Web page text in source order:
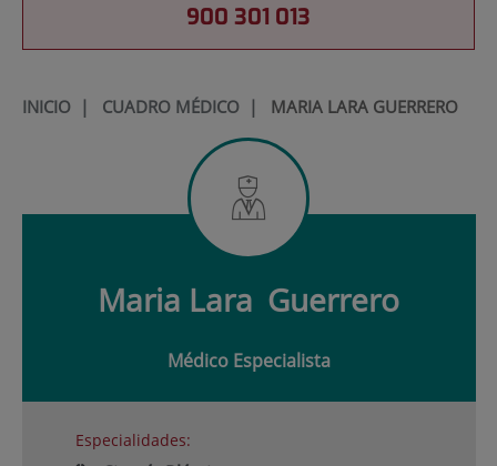
900 301 013
INICIO| CUADRO MÉDICO| MARIA LARA GUERRERO
Maria Lara Guerrero
Médico Especialista
Especialidades: